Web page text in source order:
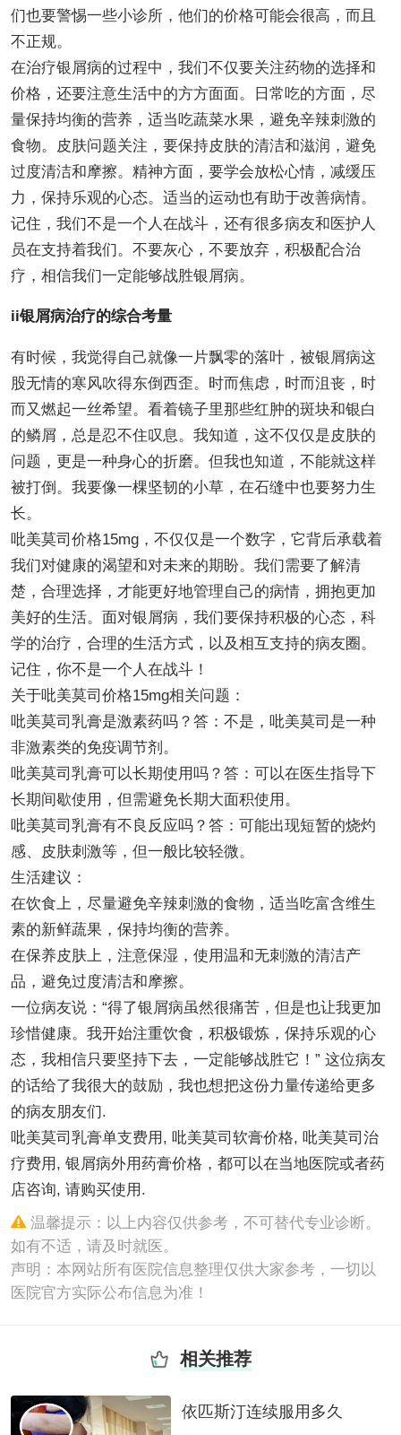
们也要警惕一些小诊所，他们的价格可能会很高，而且
不正规。
在治疗银屑病的过程中，我们不仅要关注药物的选择和
价格，还要注意生活中的方方面面。日常吃的方面，尽
量保持均衡的营养，适当吃蔬菜水果，避免辛辣刺激的
食物。皮肤问题关注，要保持皮肤的清洁和滋润，避免
过度清洁和摩擦。精神方面，要学会放松心情，减缓压
力，保持乐观的心态。适当的运动也有助于改善病情。
记住，我们不是一个人在战斗，还有很多病友和医护人
员在支持着我们。不要灰心，不要放弃，积极配合治
疗，相信我们一定能够战胜银屑病。
ii银屑病治疗的综合考量
有时候，我觉得自己就像一片飘零的落叶，被银屑病这
股无情的寒风吹得东倒西歪。时而焦虑，时而沮丧，时
而又燃起一丝希望。看着镜子里那些红肿的斑块和银白
的鳞屑，总是忍不住叹息。我知道，这不仅仅是皮肤的
问题，更是一种身心的折磨。但我也知道，不能就这样
被打倒。我要像一棵坚韧的小草，在石缝中也要努力生
长。
吡美莫司价格15mg，不仅仅是一个数字，它背后承载着
我们对健康的渴望和对未来的期盼。我们需要了解清
楚，合理选择，才能更好地管理自己的病情，拥抱更加
美好的生活。面对银屑病，我们要保持积极的心态，科
学的治疗，合理的生活方式，以及相互支持的病友圈。
记住，你不是一个人在战斗！
关于吡美莫司价格15mg相关问题：
吡美莫司乳膏是激素药吗？答：不是，吡美莫司是一种
非激素类的免疫调节剂。
吡美莫司乳膏可以长期使用吗？答：可以在医生指导下
长期间歇使用，但需避免长期大面积使用。
吡美莫司乳膏有不良反应吗？答：可能出现短暂的烧灼
感、皮肤刺激等，但一般比较轻微。
生活建议：
在饮食上，尽量避免辛辣刺激的食物，适当吃富含维生
素的新鲜蔬果，保持均衡的营养。
在保养皮肤上，注意保湿，使用温和无刺激的清洁产
品，避免过度清洁和摩擦。
一位病友说：“得了银屑病虽然很痛苦，但是也让我更加
珍惜健康。我开始注重饮食，积极锻炼，保持乐观的心
态，我相信只要坚持下去，一定能够战胜它！” 这位病友
的话给了我很大的鼓励，我也想把这份力量传递给更多
的病友朋友们.
吡美莫司乳膏单支费用, 吡美莫司软膏价格, 吡美莫司治
疗费用, 银屑病外用药膏价格，都可以在当地医院或者药
店咨询, 请购买使用.
温馨提示：以上内容仅供参考，不可替代专业诊断。
如有不适，请及时就医。
声明：本网站所有医院信息整理仅供大家参考，一切以
医院官方实际公布信息为准！
相关推荐
依匹斯汀连续服用多久